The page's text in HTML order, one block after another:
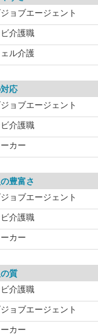
ョブエージェント
介護職
ル介護
応
ョブエージェント
介護職
カー
豊富さ
ョブエージェント
介護職
カー
質
介護職
ョブエージェント
カー